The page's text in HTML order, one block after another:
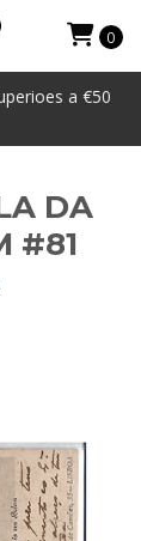
a €50
0
DA
#81